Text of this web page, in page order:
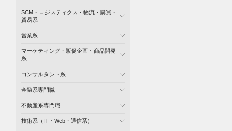
SCM・ロジスティクス・物流・購買・
貿易系
営業系
マーケティング・販促企画・商品開発
系
コンサルタント系
金融系専門職
不動産系専門職
技術系（IT・Web・通信系）